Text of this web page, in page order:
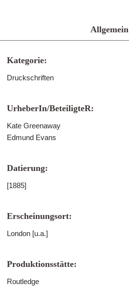
Allgemein
Kategorie:
Druckschriften
UrheberIn/BeteiligteR:
Kate Greenaway
Edmund Evans
Datierung:
[1885]
Erscheinungsort:
London [u.a.]
Produktionsstätte:
Routledge